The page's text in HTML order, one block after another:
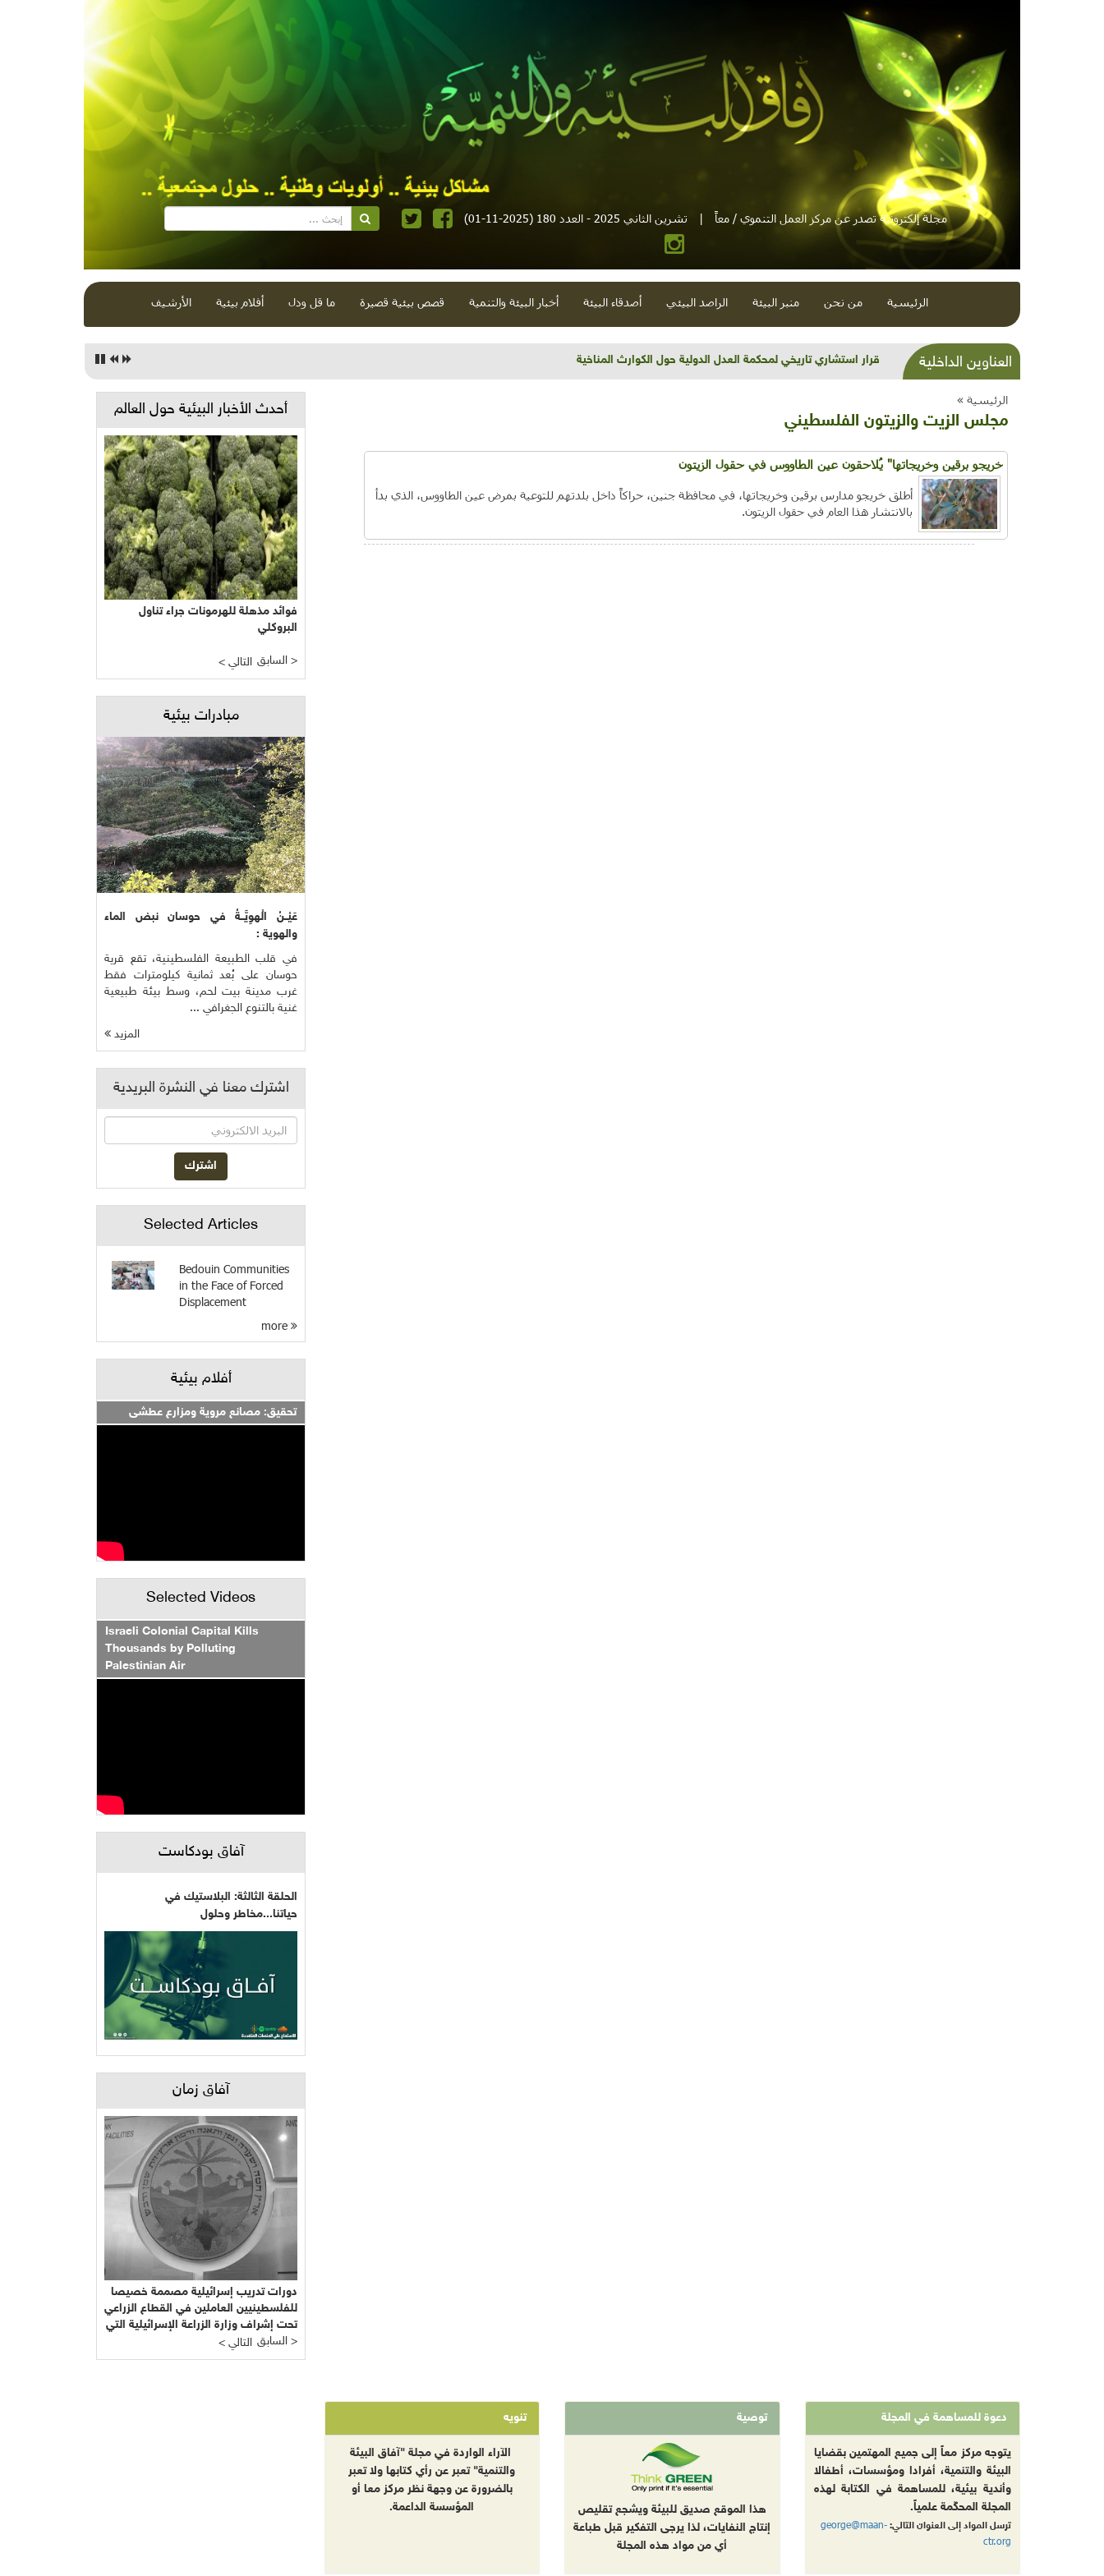
مجلة إلكترونية تصدر عن مركز العمل التنموي / معاً | تشرين الثاني 2025 - العدد 180 (2025-11-01)
الرئيسية من نحن منبر البيئة الراصد البيئي أصدقاء البيئة أخبار البيئة والتنمية قصص بيئية قصيرة ما قل ودل أفلام بيئية الأرشيف
العناوين الداخلية شذرات بيئية وتنموية...بنية تحتية وحلويات قبيحة وحاكورة ونوبل وزيتون و"سيباط"
الرئيسية »
مجلس الزيت والزيتون الفلسطيني
خريجو برقين وخريجاتها" يُلاحقون عين الطاووس في حقول الزيتون
أطلق خريجو مدارس برقين وخريجاتها، في محافظة جنين، حراكاً داخل بلدتهم للتوعية بمرض عين الطاووس، الذي بدأ
بالانتشار هذا العام في حقول الزيتون.
أحدث الأخبار البيئية حول العالم
فوائد مذهلة للهرمونات جراء تناول
البروكلي
< التالي السابق >
مبادرات بيئية
عَيْــنُ الْهوِيَّــةُ في حوسان نبض الماء
والهوية :
في قلب الطبيعة الفلسطينية، تقع قرية
حوسان على بُعد ثمانية كيلومترات فقط
غرب مدينة بيت لحم، وسط بيئة طبيعية
غنية بالتنوع الجغرافي ...
المزيد
اشترك معنا في النشرة البريدية
Selected Articles
Bedouin Communities
in the Face of Forced
Displacement
أفلام بيئية
تحقيق: مصانع مروية ومزارع عطشى
Selected Videos
Israeli Colonial Capital Kills
Thousands by Polluting
Palestinian Air
آفاق بودكاست
الحلقة الثالثة: البلاستيك في
حياتنا...مخاطر وحلول
آفاق زمان
دورات تدريب إسرائيلية مصممة خصيصا
للفلسطينيين العاملين في القطاع الزراعي
تحت إشراف وزارة الزراعة الإسرائيلية التي
يرأسها يائير شَمِير نائب ليبرمان رئيس
"إسرائيل بيتنا"!!!
< التالي السابق >
دعوة للمساهمة في المجلة
يتوجه مركز معاً إلى جميع المهتمين بقضايا
البيئة والتنمية، أفرادا ومؤسسات، أطفالا
وأندية بيئية، للمساهمة في الكتابة لهذه
المجلة المحكّمة علمياً.
ترسل المواد إلى العنوان التالي:george@maan-
ctr.org
توصية
هذا الموقع صديق للبيئة ويشجع تقليص
إنتاج النفايات، لذا يرجى التفكير قبل طباعة
أي من مواد هذه المجلة
تنويه
الآراء الواردة في مجلة "آفاق البيئة
والتنمية" تعبر عن رأي كتابها ولا تعبر
بالضرورة عن وجهة نظر مركز معا أو
المؤسسة الداعمة.